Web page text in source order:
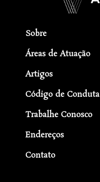
Sobre
Áreas de Atuação
Artigos
Código de Conduta
Trabalhe Conosco
Endereços
Contato